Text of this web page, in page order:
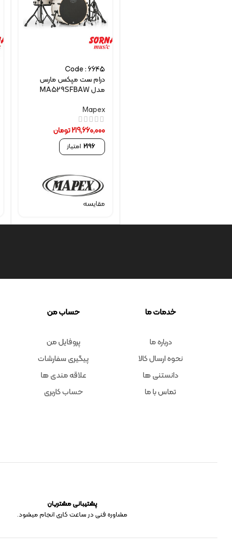
Code : 6645
درام ست مپکس مارس
مدل MA529SFBAW
Mapex
219,660,000تومان
2196 امتیاز
مقایسه
خدمات ما
درباره ما
نحوه ارسال کالا
دانستنی ها
تماس با ما
حساب من
پروفایل من
پیگیری سفارشات
علاقه مندی ها
حساب کاربری
پشتیبانی مشتریان
مشاوره فنی در ساعت کاری انجام میشود.